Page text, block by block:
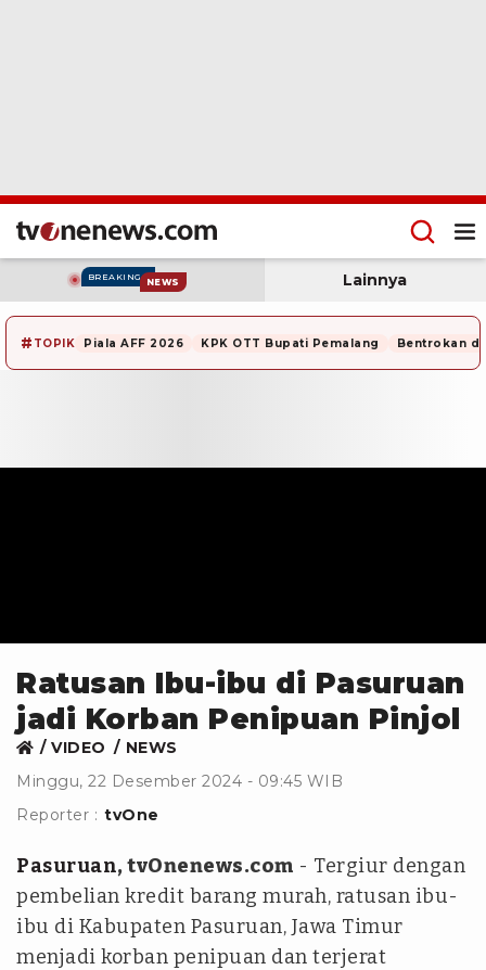
BREAKING NEWS Lainnya
# TOPIK Piala AFF 2026 KPK OTT Bupati Pemalang Bentrokan di
Ratusan Ibu-ibu di Pasuruan
jadi Korban Penipuan Pinjol
VIDEO
NEWS
Minggu, 22 Desember 2024 - 09:45 WIB
Reporter : tvOne
Pasuruan, tvOnenews.com - Tergiur dengan
pembelian kredit barang murah, ratusan ibu-
ibu di Kabupaten Pasuruan, Jawa Timur
menjadi korban penipuan dan terjerat